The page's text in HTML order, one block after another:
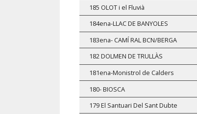
185 OLOT i el Fluvià
184ena-LLAC DE BANYOLES
183ena- CAMÍ RAL BCN/BERGA
182 DOLMEN DE TRULLÀS
181ena-Monistrol de Calders
180- BIOSCA
179 El Santuari Del Sant Dubte